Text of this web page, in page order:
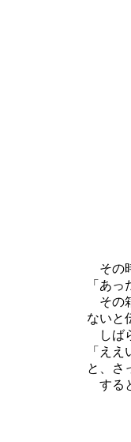
その
「あ
その
ないと
しば
「え
と、さ
する